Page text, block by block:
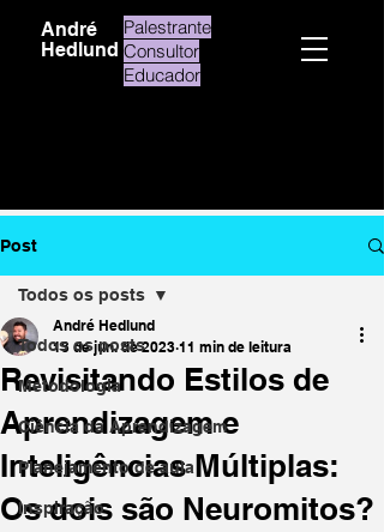
André
Hedlund
Palestrante
Consultor
Educador
Post
Todos os posts
Metodologia
Ciência da Aprendizagem
Planejamento de aula
Inspiração
Todos os posts
Revisitando Estilos de
Aprendizagem e
Inteligências Múltiplas:
Os dois são Neuromitos?
André Hedlund
13 de jun. de 2023 11 min de leitura